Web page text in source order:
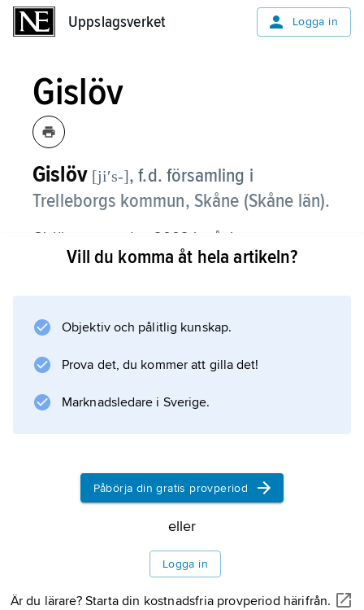
Uppslagsverket Logga in
Gislöv
Gislöv [jiʹs-],f.d. församling i
Trelleborgs kommun, Skåne (Skåne län).
Gislöv, som sedan 2002 ingår i
Dalköpinge
Vill du komma åt hela artikeln?
Objektiv och pålitlig kunskap.
Prova det, du kommer att gilla det!
Marknadsledare i Sverige.
Påbörja din gratis provperiod
eller
Logga in
Är du lärare? Starta din kostnadsfria provperiod härifrån.